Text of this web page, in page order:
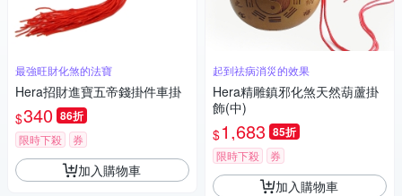
最強旺財化煞的法寶
Hera招財進寶五帝錢掛件車掛
$340 86折
限時下殺 券
加入購物車
起到祛病消災的效果
Hera精雕鎮邪化煞天然葫蘆掛
飾(中)
$1,683 85折
限時下殺 券
加入購物車